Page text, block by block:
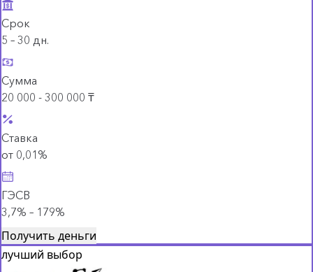
Срок
5 – 30 дн.
Сумма
20 000 - 300 000 ₸
Ставка
от 0,01%
ГЭСВ
3,7% – 179%
Получить деньги
лучший выбор